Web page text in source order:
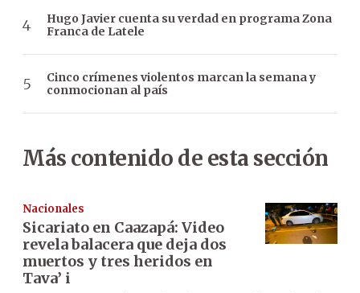
Hugo Javier cuenta su verdad en programa Zona
Franca de Latele
Cinco crímenes violentos marcan la semana y
conmocionan al país
Más contenido de esta sección
Nacionales
Sicariato en Caazapá: Video
revela balacera que deja dos
muertos y tres heridos en
Tava’ i